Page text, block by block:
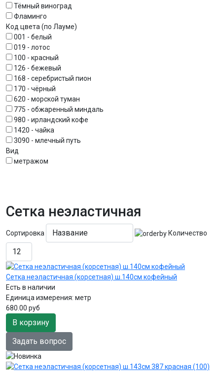
Тёмный виноград
Фламинго
Код цвета (по Лауме)
001 - белый
019 - лотос
100 - красный
126 - бежевый
168 - серебристый пион
170 - чёрный
620 - морской туман
775 - обжаренный миндаль
980 - ирландский кофе
1420 - чайка
3090 - млечный путь
Вид
метражом
Сетка неэластичная
Сортировка Количество
Сетка неэластичная (корсетная) ш.140см кофейный
Есть в наличии
Единица измерения: метр
680.00 руб
В корзину
Задать вопрос